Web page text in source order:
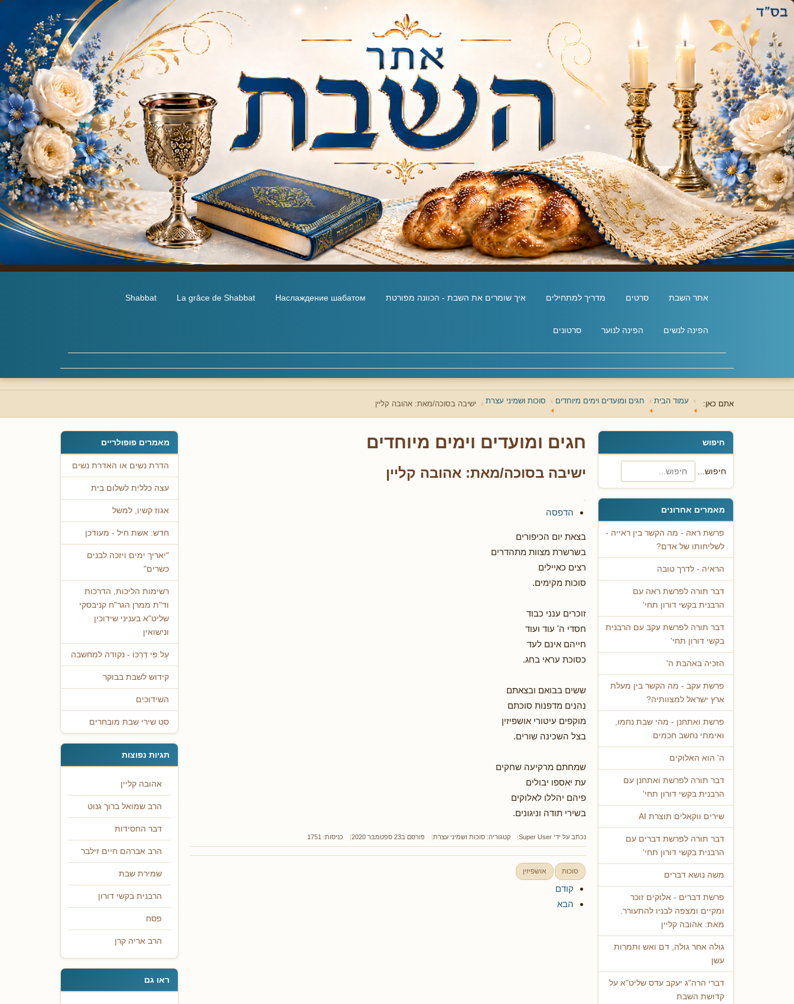
אתר השבת סרטים מדריך למתחילים איך שומרים את השבת - הכוונה מפורטת Наслаждение шабатом
La grâce de Shabbat
Shabbat
הפינה לנשים הפינה לנוער סרטונים
אתם כאן: עמוד הבית חגים ומועדים וימים מיוחדים סוכות ושמיני עצרת ישיבה בסוכה/מאת: אהובה קליין
חיפוש
חיפוש...
מאמרים אחרונים
פרשת ראה - מה הקשר בין ראייה -
לשליחותו של אדם?
הראיה - לדרך טובה
דבר תורה לפרשת ראה עם
הרבנית בקשי דורון תחי'
דבר תורה לפרשת עקב עם הרבנית
בקשי דורון תחי'
הזכיה באהבת ה'
פרשת עקב - מה הקשר בין מעלת
ארץ ישראל למצוותיה?
פרשת ואתחנן - מהי שבת נחמו,
ואימתי נחשב חכמים
ה' הוא האלוקים
דבר תורה לפרשת ואתחנן עם
הרבנית בקשי דורון תחי'
שירים ווקאלים תוצרת AI
דבר תורה לפרשת דברים עם
הרבנית בקשי דורון תחי'
משה נושא דברים
פרשת דברים - אלוקים זוכר
ומקיים ומצפה לבניו להתעורר.
מאת: אהובה קליין
גולה אחר גולה, דם ואש ותמרות
עשן
דברי הרה"ג יעקב עדס שליט"א על
קדושת השבת
חגים ומועדים וימים מיוחדים
ישיבה בסוכה/מאת: אהובה קליין
הדפסה
בצאת יום הכיפורים
בשרשרת מצוות מתהדרים
רצים כאיילים
סוכות מקימים.
זוכרים ענני כבוד
חסדי ה' עוד ועוד
חייהם אינם לעד
כסוכת עראי בחג.
ששים בבואם ובצאתם
נהנים מדפנות סוכתם
מוקפים עיטורי אושפיזין
בצל השכינה שורים.
שמחתם מרקיעה שחקים
עת יאספו יבולים
פיהם יהללו לאלוקים
בשירי תודה וניגונים.
נכתב על ידי Super User קטגוריה: סוכות ושמיני עצרת פורסם ב23 ספטמבר 2020 כניסות: 1751
סוכות אושפיזין
קודם
הבא
מאמרים פופולריים
הדרת נשים או האדרת נשים
עצה כללית לשלום בית
אגוז קשיו, למשל
חדש: אשת חיל - מעודכן
"יאריך ימים ויזכה לבנים
כשרים"
רשימות הליכות, הדרכות
וד"ת ממרן הגר"ח קניבסקי
שליט"א בעניני שידוכין
ונישואין
עַל פִּי דַרְכּוֹ - נקודה למחשבה
קידוש לשבת בבוקר
השידוכים
סט שירי שבת מובחרים
תגיות נפוצות
אהובה קליין
הרב שמואל ברוך גנוט
דבר החסידות
הרב אברהם חיים זילבר
שמירת שבת
הרבנית בקשי דורון
פסח
הרב אריה קרן
ראו גם